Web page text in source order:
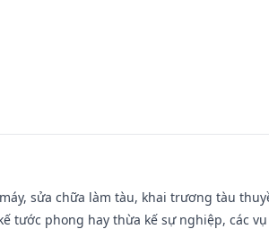
sửa chữa làm tàu, khai trương tàu
tước phong hay thừa kế sự nghiệp, các